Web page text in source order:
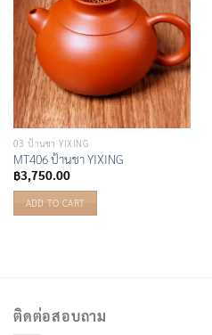
03 ป้านชา YIXING
MT406 ป้านชา YIXING
฿3,750.00
ADD TO CART
ติดต่อสอบถาม